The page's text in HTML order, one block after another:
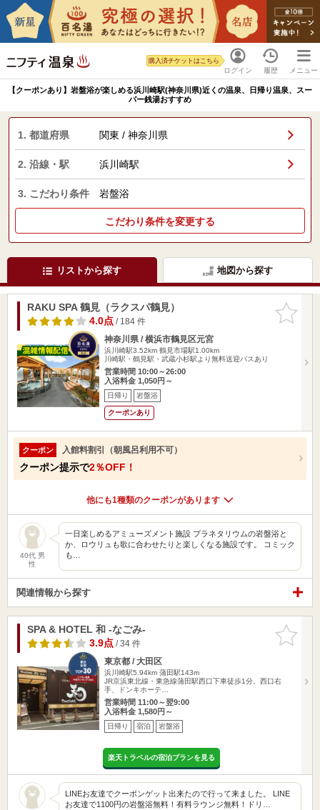
ログイン
購入済チケットはこちら
履歴 メニュー
【クーポンあり】岩盤浴が楽しめる浜川崎駅(神奈川県)近くの温泉、日帰り温泉、スー
パー銭湯おすすめ
1. 都道府県 関東 / 神奈川県
2. 沿線・駅 浜川崎駅
3. こだわり条件 岩盤浴
こだわり条件を変更する
リストから探す 地図から探す
お気に入
りに追加
RAKU SPA 鶴見（ラクスパ鶴見）
4.0点/ 184 件
神奈川県 / 横浜市鶴見区元宮
浜川崎駅3.52km 鶴見市場駅1.00km
川崎駅・鶴見駅・武蔵小杉駅より無料送迎バスあり
営業時間 10:00～26:00
入浴料金 1,050円～
日帰り 岩盤浴
クーポンあり
クーポン 入館料割引（朝風呂利用不可）
クーポン提示で2％OFF！
他にも1種類のクーポンがあります
40代 男
性
一日楽しめるアミューズメント施設 プラネタリウムの岩盤浴と
か、ロウリュも歌に合わせたりと楽しくなる施設です。 コミック
も…
関連情報から探す
お気に入
りに追加
SPA & HOTEL 和 -なごみ-
3.9点/ 34 件
東京都 / 大田区
浜川崎駅5.94km 蒲田駅143m
JR京浜東北線・東急線蒲田駅西口下車徒歩1分。西口右
手、ドンキホーテ…
営業時間 11:00～翌9:00
入浴料金 1,580円～
日帰り 宿泊 岩盤浴
楽天トラベルの宿泊プランを見る
LINEお友達でクーポンゲット出来たので行って来ました。 LINE
お友達で1100円の岩盤浴無料！有料ラウンジ無料！ドリ…